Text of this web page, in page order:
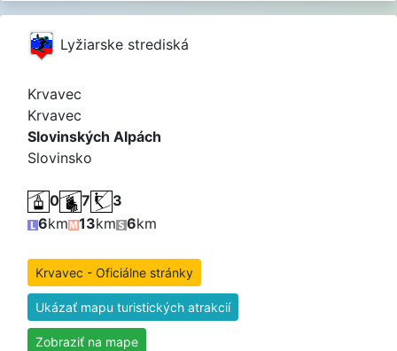
Lyžiarske strediská
Krvavec
Krvavec
Slovinských Alpách
Slovinsko
0 7
3
6km 13km 6km
Krvavec - Oficiálne stránky
Ukázať mapu turistických atrakcií
Zobraziť na mape